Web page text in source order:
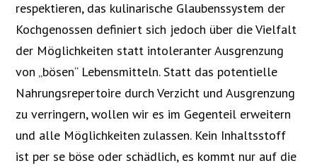
respektieren, das kulinarische Glaubenssystem der
Kochgenossen definiert sich jedoch über die Vielfalt
der Möglichkeiten statt intoleranter Ausgrenzung
von „bösen“ Lebensmitteln. Statt das potentielle
Nahrungsrepertoire durch Verzicht und Ausgrenzung
zu verringern, wollen wir es im Gegenteil erweitern
und alle Möglichkeiten zulassen. Kein Inhaltsstoff
ist per se böse oder schädlich, es kommt nur auf die